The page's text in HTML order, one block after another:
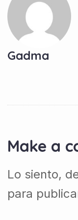
Gadma
Make a
Lo siento,
para